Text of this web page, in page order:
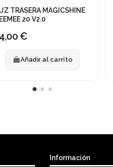
TRASERA MAGICSHINE
20 V2.0
€
Añadir al carrito
Información